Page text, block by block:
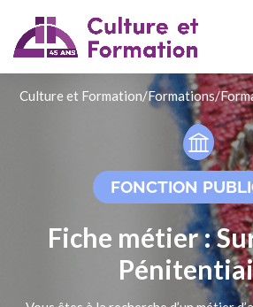
Culture et Formation/Formations/
FONCTION
Fiche métier :